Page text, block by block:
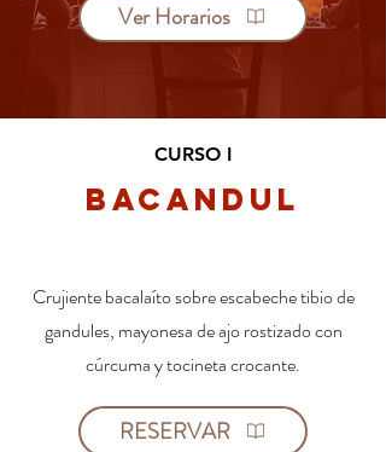
Ver Horarios
CURSO I
Bacandul
Crujiente bacalaíto sobre escabeche tibio de
gandules, mayonesa de ajo rostizado con
cúrcuma y tocineta crocante.
RESERVAR